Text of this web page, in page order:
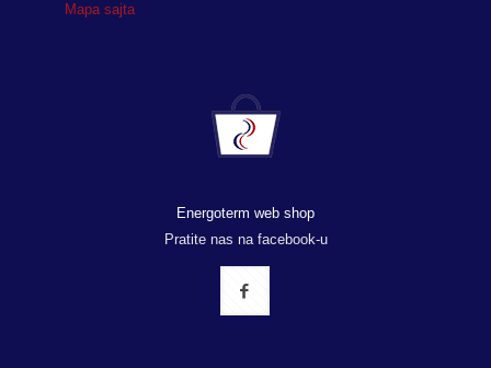
Mapa sajta
Energoterm web shop
Pratite nas na facebook-u